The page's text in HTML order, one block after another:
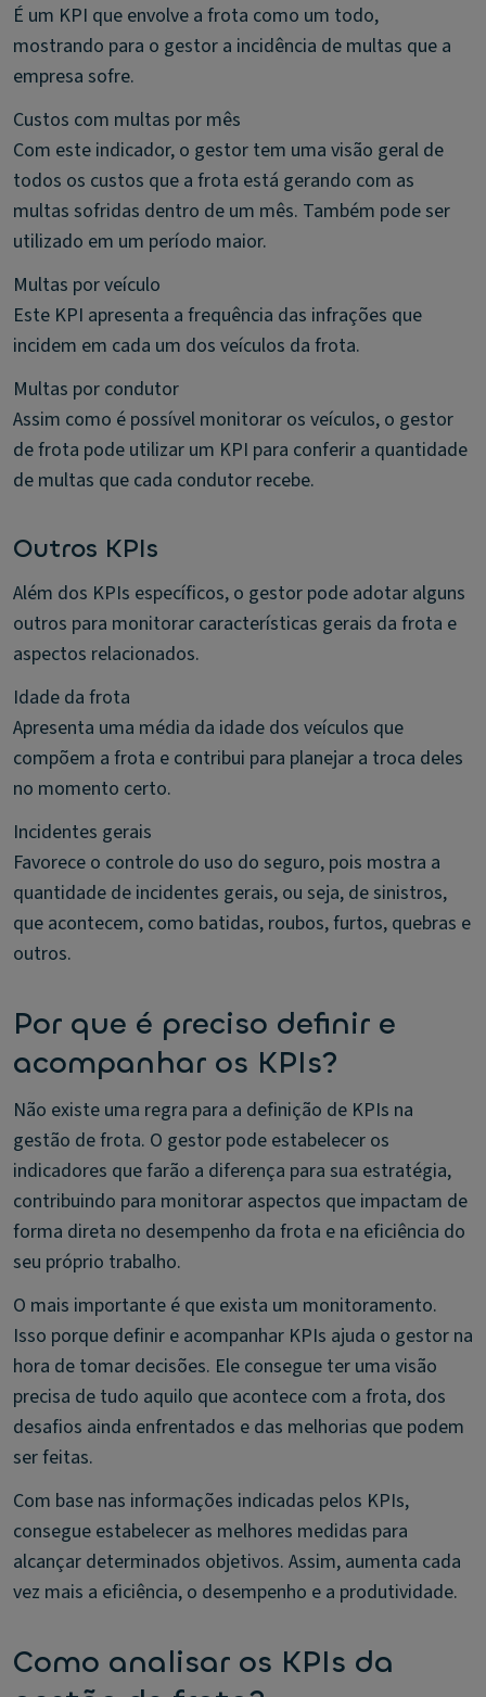
É um KPI que envolve a frota como um todo,
mostrando para o gestor a incidência de multas que a
empresa sofre.
Custos com multas por mês
Com este indicador, o gestor tem uma visão geral de
todos os custos que a frota está gerando com as
multas sofridas dentro de um mês. Também pode ser
utilizado em um período maior.
Multas por veículo
Este KPI apresenta a frequência das infrações que
incidem em cada um dos veículos da frota.
Multas por condutor
Assim como é possível monitorar os veículos, o gestor
de frota pode utilizar um KPI para conferir a quantidade
de multas que cada condutor recebe.
Outros KPIs
Além dos KPIs específicos, o gestor pode adotar alguns
outros para monitorar características gerais da frota e
aspectos relacionados.
Idade da frota
Apresenta uma média da idade dos veículos que
compõem a frota e contribui para planejar a troca deles
no momento certo.
Incidentes gerais
Favorece o controle do uso do seguro, pois mostra a
quantidade de incidentes gerais, ou seja, de sinistros,
que acontecem, como batidas, roubos, furtos, quebras e
outros.
Por que é preciso definir e
acompanhar os KPIs?
Não existe uma regra para a definição de KPIs na
gestão de frota. O gestor pode estabelecer os
indicadores que farão a diferença para sua estratégia,
contribuindo para monitorar aspectos que impactam de
forma direta no desempenho da frota e na eficiência do
seu próprio trabalho.
O mais importante é que exista um monitoramento.
Isso porque definir e acompanhar KPIs ajuda o gestor na
hora de tomar decisões. Ele consegue ter uma visão
precisa de tudo aquilo que acontece com a frota, dos
desafios ainda enfrentados e das melhorias que podem
ser feitas.
Com base nas informações indicadas pelos KPIs,
consegue estabelecer as melhores medidas para
alcançar determinados objetivos. Assim, aumenta cada
vez mais a eficiência, o desempenho e a produtividade.
Como analisar os KPIs da